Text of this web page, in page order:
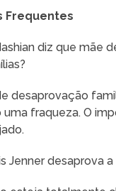
Frequentes
diz que mãe
desaprovação
uma fraqueza. O
Jenner desaprova